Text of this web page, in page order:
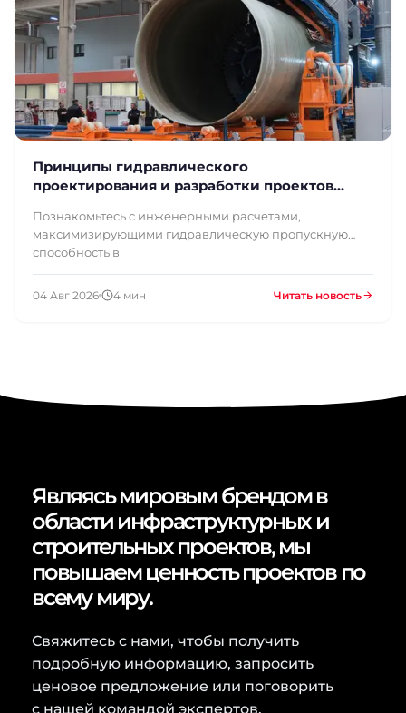
Принципы гидравлического
проектирования и разработки проектов
Познакомьтесь с инженерными расчетами,
максимизирующими гидравлическую пропускную
способность в
04 Авг 2026 4 мин Читать новость
Являясь мировым брендом в
области инфраструктурных и
строительных проектов, мы
повышаем ценность проектов по
всему миру.
Свяжитесь с нами, чтобы получить
подробную информацию, запросить
ценовое предложение или поговорить
с нашей командой экспертов.